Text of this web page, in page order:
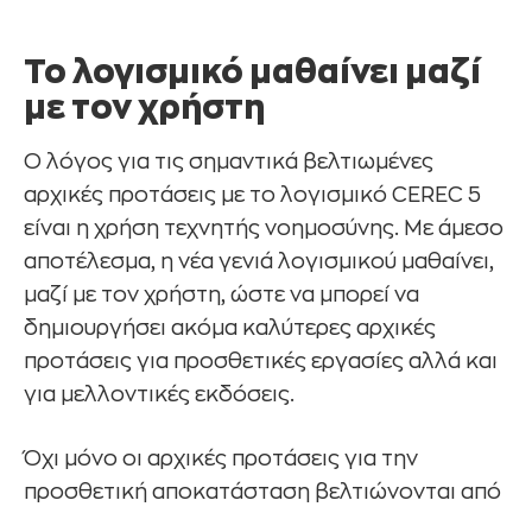
Το λογισμικό μαθαίνει μαζί
με τον χρήστη
Ο λόγος για τις σημαντικά βελτιωμένες
αρχικές προτάσεις με το λογισμικό CEREC 5
είναι η χρήση τεχνητής νοημοσύνης. Με άμεσο
αποτέλεσμα, η νέα γενιά λογισμικού μαθαίνει,
μαζί με τον χρήστη, ώστε να μπορεί να
δημιουργήσει ακόμα καλύτερες αρχικές
προτάσεις για προσθετικές εργασίες αλλά και
για μελλοντικές εκδόσεις.
Όχι μόνο οι αρχικές προτάσεις για την
προσθετική αποκατάσταση βελτιώνονται από